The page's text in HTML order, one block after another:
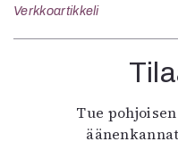
Verkkoartikkeli
Tue